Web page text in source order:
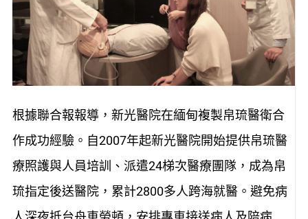
根據聯合報報導，新光醫院在緬甸複製帛琉醫衛合
作成功經驗。自2007年起新光醫院開始提供帛琉醫
療照護與人員培訓、派遣24梯次醫療團隊，成為帛
琉指定後送醫院，累計2800多人跨海就醫。避免病